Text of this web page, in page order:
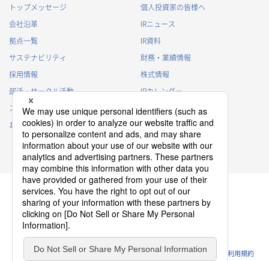
トップメッセージ
会社沿革
拠点一覧
サステナビリティ
採用情報
部活・サークル活動
スポンサー活動
お問い合わせ
個人投資家の皆様へ
IRニュース
IR資料
財務・業績情報
株式情報
IRカレンダー
IRに関するよくあるご質問
IRポリシー
免責事項
プライバシーポリシー
クッキーポリシー
ソーシャルメディアポリシー
ウェブサイトのご利用条件 利用規約